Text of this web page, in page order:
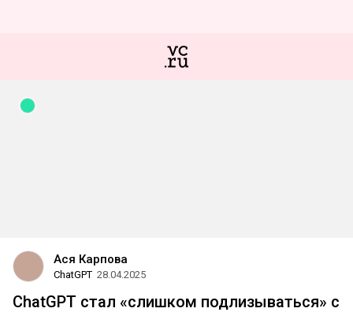
Ася Карпова
ChatGPT 28.04.2025
ChatGPT стал «слишком подлизываться» c